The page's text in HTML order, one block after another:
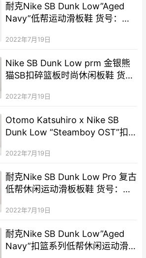
耐克Nike SB Dunk Low”Aged
Navy”低帮运动滑板鞋 货号：
2022年7月19日
Nike SB Dunk Low prm 金银熊
猫SB扣碎篮板时尚休闲板鞋 货
2022年7月19日
Otomo Katsuhiro x Nike SB
Dunk Low “Steamboy OST”扣
001
2022年7月19日
耐克Nike SB Dunk Low Pro 复古
低帮休闲运动滑板板鞋 货号：
2022年7月19日
耐克Nike SB Dunk Low”Aged
Navy”扣篮系列低帮休闲运动滑